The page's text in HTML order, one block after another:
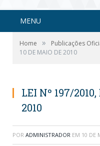
MENU
Home » Publicações
10 DE MAIO DE 2010
LEI Nº 197/2010,
2010
POR ADMINISTRADOR EM 10 DE